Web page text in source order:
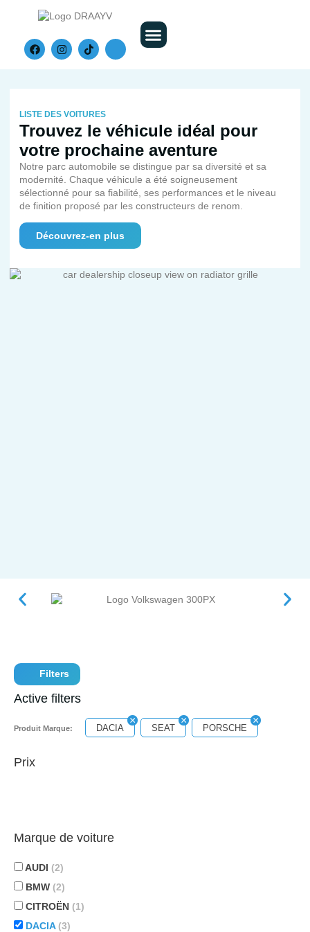
LISTE DES VOITURES
Trouvez le véhicule idéal pour
votre prochaine aventure
Notre parc automobile se distingue par sa diversité et sa
modernité. Chaque véhicule a été soigneusement
sélectionné pour sa fiabilité, ses performances et le niveau
de finition proposé par les constructeurs de renom.
Découvrez-en plus
Filters
Active filters
Produit Marque: DACIA SEAT PORSCHE
Prix
Marque de voiture
AUDI (2)
BMW (2)
CITROËN (1)
DACIA (3)